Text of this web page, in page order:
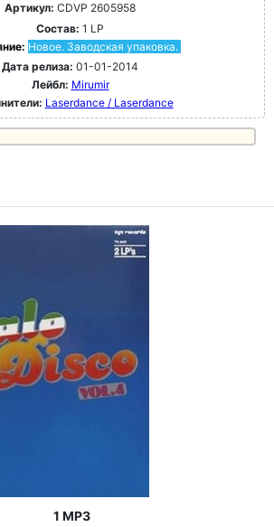
Артикул: CDVP 2605958
Состав: 1 LP
Новое. Заводская упаковка.
Дата релиза: 01-01-2014
Лейбл: Mirumir
Laserdance / Laserdance
1 MP3